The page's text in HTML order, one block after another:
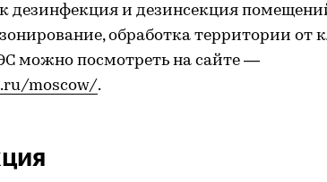
дезинфекция и дезинсекция
обработка территории от
можно посмотреть на сайте —
moscow/.